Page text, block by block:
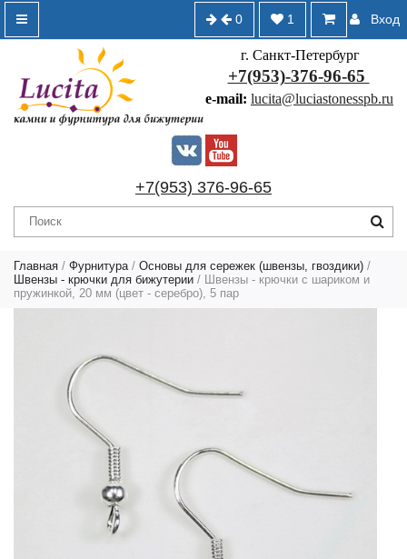
Вход
1
0
г. Санкт-Петербург
+7(953)-376-96-65
e-mail: lucita@luciastonesspb.ru
+7(953) 376-96-65
Главная / Фурнитура / Основы для сережек (швензы, гвоздики) /
Швензы - крючки для бижутерии / Швензы - крючки с шариком и
пружинкой, 20 мм (цвет - серебро), 5 пар